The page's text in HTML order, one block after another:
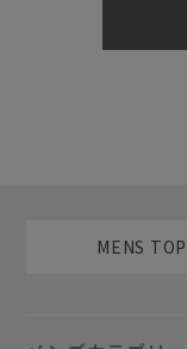
MENS TOP